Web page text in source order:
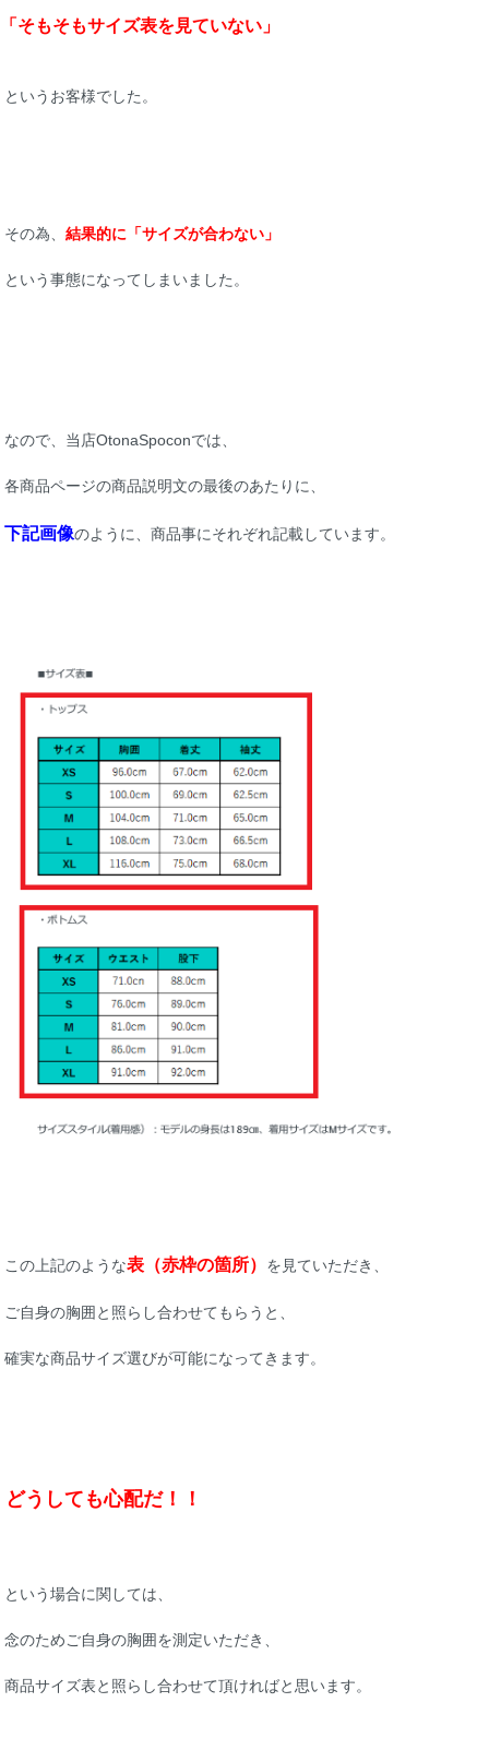
「そもそもサイズ表を見ていない」
というお客様でした。
その為、 結果的に「サイズが合わない」
という事態になってしまいました。
なので、当店OtonaSpoconでは、
各商品ページの商品説明文の最後のあたりに、
下記画像のように、商品事にそれぞれ記載しています。
この上記のような表（赤枠の箇所） を見ていただき、
ご自身の胸囲と照らし合わせてもらうと、
確実な商品サイズ選びが可能になってきます。
どうしても心配だ！！
という場合に関しては、
念のためご自身の胸囲を測定いただき、
商品サイズ表と照らし合わせて頂ければと思います。